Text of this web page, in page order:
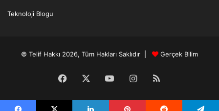
Teknoloji Blogu
© Telif Hakkı 2026, Tüm Hakları Saklıdır | Gerçek Bilim
Facebook YouTubeInstagram
RSS